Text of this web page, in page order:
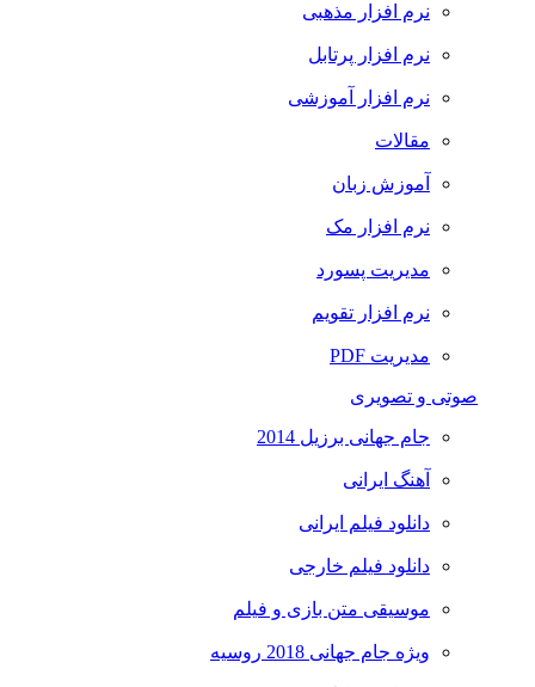
نرم افزار مذهبی
نرم افزار پرتابل
نرم افزار آموزشی
مقالات
آموزش زبان
نرم افزار مک
مدیریت پسورد
نرم افزار تقویم
مدیریت PDF
صوتی و تصویری
جام جهانی برزیل 2014
آهنگ ایرانی
دانلود فیلم ایرانی
دانلود فیلم خارجی
موسیقی متن بازی و فیلم
ویژه جام جهانی 2018 روسیه